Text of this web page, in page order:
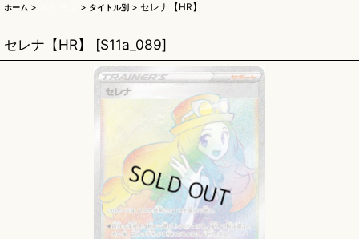
ホーム > > タイトル別 > セレナ【HR】
セレナ【HR】 [S11a_089]